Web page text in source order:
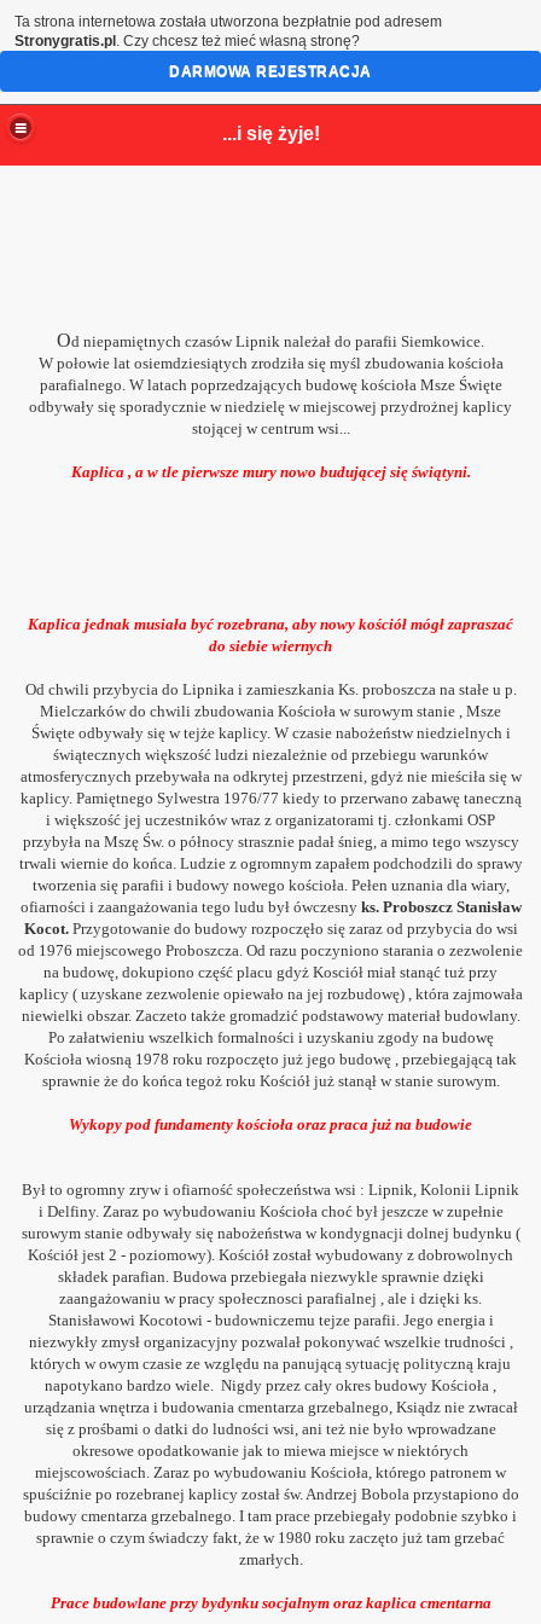
...i się żyje!
Od niepamiętnych czasów Lipnik należał do parafii Siemkowice.
W połowie lat osiemdziesiątych zrodziła się myśl zbudowania kościoła
parafialnego. W latach poprzedzających budowę kościoła Msze Święte
odbywały się sporadycznie w niedzielę w miejscowej przydrożnej kaplicy
stojącej w centrum wsi...
Kaplica , a w tle pierwsze mury nowo budującej się świątyni.
Kaplica jednak musiała być rozebrana, aby nowy kościół mógł zapraszać
do siebie wiernych
Od chwili przybycia do Lipnika i zamieszkania Ks. proboszcza na stałe u p.
Mielczarków do chwili zbudowania Kościoła w surowym stanie , Msze
Święte odbywały się w tejże kaplicy. W czasie nabożeństw niedzielnych i
świątecznych większość ludzi niezależnie od przebiegu warunków
atmosferycznych przebywała na odkrytej przestrzeni, gdyż nie mieściła się w
kaplicy.Pamiętnego Sylwestra 1976/77 kiedy to przerwano zabawę taneczną
i większość jej uczestników wraz z organizatorami tj. członkami OSP
przybyła na Mszę Św. o północy strasznie padał śnieg, a mimo tego wszyscy
trwali wiernie do końca.Ludzie z ogromnym zapałem podchodzili do sprawy
tworzenia się parafii i budowy nowego kościoła. Pełen uznania dla wiary,
ofiarności i zaangażowania tego ludu był ówczesny ks. Proboszcz Stanisław
Kocot. Przygotowanie do budowy rozpoczęło się zaraz od przybycia do wsi
od 1976 miejscowego Proboszcza. Od razu poczyniono starania o zezwolenie
na budowę, dokupiono część placu gdyż Kosciół miał stanąć tuż przy
kaplicy ( uzyskane zezwolenie opiewało na jej rozbudowę) , która zajmowała
niewielki obszar. Zaczeto także gromadzić podstawowy materiał budowlany.
Po załatwieniu wszelkich formalności i uzyskaniu zgody na budowę
Kościoła wiosną 1978 roku rozpoczęto już jego budowę , przebiegającą tak
sprawnie że do końca tegoż roku Kościół już stanął w stanie surowym.
Wykopy pod fundamenty kościoła oraz praca już na budowie
Był to ogromny zryw i ofiarność społeczeństwa wsi : Lipnik, Kolonii Lipnik
i Delfiny. Zaraz po wybudowaniu Kościoła choć był jeszcze w zupełnie
surowym stanie odbywały się nabożeństwa w kondygnacji dolnej budynku (
Kościół jest 2 - poziomowy). Kościół został wybudowany z dobrowolnych
składek parafian. Budowa przebiegała niezwykle sprawnie dzięki
zaangażowaniu w pracy społecznosci parafialnej , ale i dzięki ks.
Stanisławowi Kocotowi - budowniczemu tejze parafii. Jego energia i
niezwykły zmysł organizacyjny pozwalał pokonywać wszelkie trudności ,
których w owym czasie ze względu na panującą sytuację polityczną kraju
napotykano bardzo wiele. Nigdy przez cały okres budowy Kościoła ,
urządzania wnętrza i budowania cmentarza grzebalnego, Ksiądz nie zwracał
się z prośbami o datki do ludności wsi, ani też nie było wprowadzane
okresowe opodatkowanie jak to miewa miejsce w niektórych
miejscowościach. Zaraz po wybudowaniu Kościoła, którego patronem w
spuściźnie po rozebranej kaplicy został św. Andrzej Bobola przystapiono do
budowy cmentarza grzebalnego. I tam prace przebiegały podobnie szybko i
sprawnie o czym świadczy fakt, że w 1980 roku zaczęto już tam grzebać
zmarłych.
Prace budowlane przy bydynku socjalnym oraz kaplica cmentarna
Franelaka
Ta strona internetowa została utworzona bezpłatnie pod adresem
Stronygratis.pl . Czy chcesz też mieć własną stronę?
DARMOWA REJESTRACJA